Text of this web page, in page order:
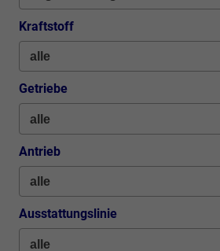
Kraftstoff
Getriebe
Antrieb
Ausstattungslinie